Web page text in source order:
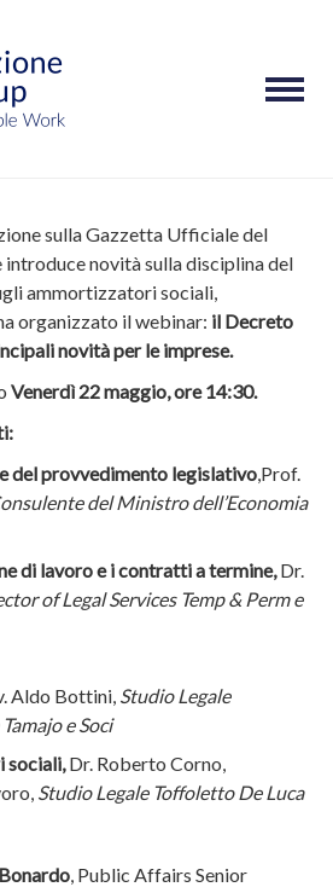
M
e
n
v
g
i
o
u
t
sulla Gazzetta Ufficiale del
introduce novità sulla disciplina del
ammortizzatori sociali,
organizzato il webinar: il Decreto
novità per le imprese.
Venerdì 22 maggio, ore 14:30.
del provvedimento legislativo,Prof.
del Ministro dell’Economia
di lavoro e i contratti a termine,Dr.
of Legal Services Temp & Perm e
Aldo Bottini, Studio Legale
e Soci
sociali,Dr. Roberto Corno,
Studio Legale Toffoletto De Luca
, Public Affairs Senior